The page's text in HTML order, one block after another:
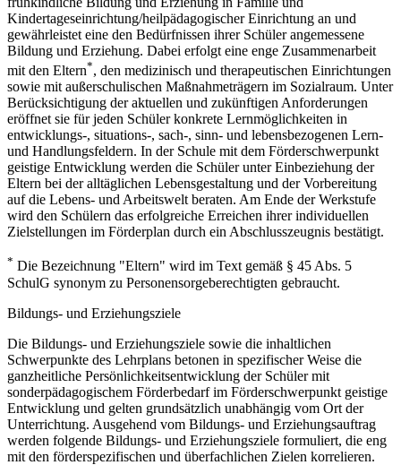
Kindertageseinrichtung/heilpädagogischer Einrichtung an und
gewährleistet eine den Bedürfnissen ihrer Schüler angemessene
Bildung und Erziehung. Dabei erfolgt eine enge Zusammenarbeit
mit den Eltern*, den medizinisch und therapeutischen Einrichtungen
sowie mit außerschulischen Maßnahmeträgern im Sozialraum. Unter
Berücksichtigung der aktuellen und zukünftigen Anforderungen
eröffnet sie für jeden Schüler konkrete Lernmöglichkeiten in
entwicklungs-, situations-, sach-, sinn- und lebensbezogenen Lern-
und Handlungsfeldern. In der Schule mit dem Förderschwerpunkt
geistige Entwicklung werden die Schüler unter Einbeziehung der
Eltern bei der alltäglichen Lebensgestaltung und der Vorbereitung
auf die Lebens- und Arbeitswelt beraten. Am Ende der Werkstufe
wird den Schülern das erfolgreiche Erreichen ihrer individuellen
Zielstellungen im Förderplan durch ein Abschlusszeugnis bestätigt.
* Die Bezeichnung "Eltern" wird im Text gemäß § 45 Abs. 5
SchulG synonym zu Personensorgeberechtigten gebraucht.
Bildungs- und Erziehungsziele
Die Bildungs- und Erziehungsziele sowie die inhaltlichen
Schwerpunkte des Lehrplans betonen in spezifischer Weise die
ganzheitliche Persönlichkeitsentwicklung der Schüler mit
sonderpädagogischem Förderbedarf im Förderschwerpunkt geistige
Entwicklung und gelten grundsätzlich unabhängig vom Ort der
Unterrichtung. Ausgehend vom Bildungs- und Erziehungsauftrag
werden folgende Bildungs- und Erziehungsziele formuliert, die eng
mit den förderspezifischen und überfachlichen Zielen korrelieren.